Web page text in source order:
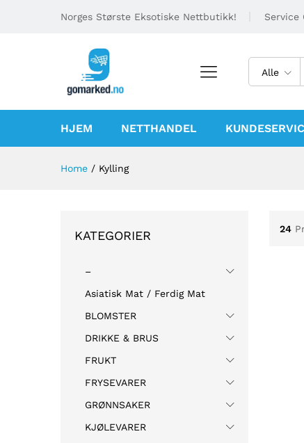
Norges Største Eksotiske Nettbutikk! Service
Alle
HJEM NETTHANDEL
Home / Kylling
24
KATEGORIER
–
Asiatisk Mat / Ferdig Mat
BLOMSTER
DRIKKE & BRUS
FRUKT
FRYSEVARER
GRØNNSAKER
KJØLEVARER